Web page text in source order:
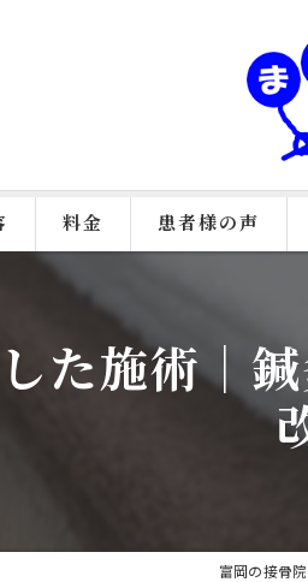
料金 患者様の声
た施術｜
富岡の接骨